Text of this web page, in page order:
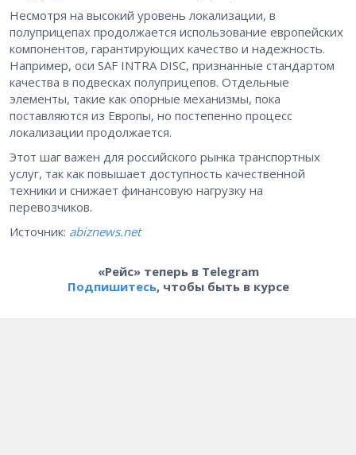
Несмотря на высокий уровень локализации, в
полуприцепах продолжается использование европейских
компонентов, гарантирующих качество и надежность.
Например, оси SAF INTRA DISC, признанные стандартом
качества в подвесках полуприцепов. Отдельные
элементы, такие как опорные механизмы, пока
поставляются из Европы, но постепенно процесс
локализации продолжается.
Этот шаг важен для российского рынка транспортных
услуг, так как повышает доступность качественной
техники и снижает финансовую нагрузку на
перевозчиков.
Источник: abiznews.net
«Рейс» теперь в Telegram
Подпишитесь, чтобы быть в курсе